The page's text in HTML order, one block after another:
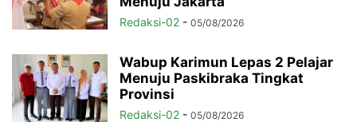
Redaksi-02 - 05/08/2026
Wabup Karimun Lepas 2 Pelajar
Menuju Paskibraka Tingkat
Provinsi
Redaksi-02 - 05/08/2026